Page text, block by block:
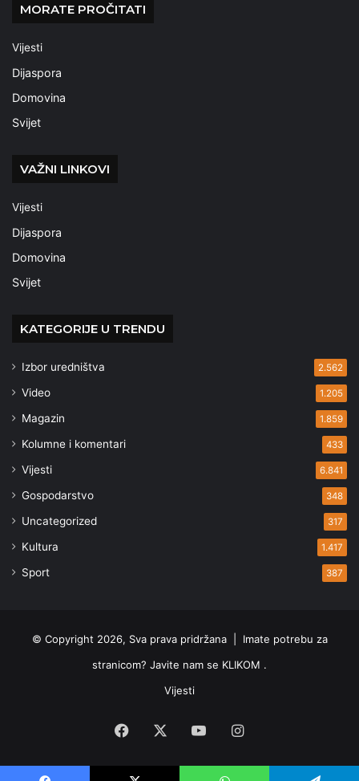
MORATE PROČITATI
Vijesti
Dijaspora
Domovina
Svijet
VAŽNI LINKOVI
Vijesti
Dijaspora
Domovina
Svijet
KATEGORIJE U TRENDU
Izbor uredništva 2.562
Video 1.205
Magazin 1.859
Kolumne i komentari 433
Vijesti 6.841
Gospodarstvo 348
Uncategorized 317
Kultura 1.417
Sport 387
© Copyright 2026, Sva prava pridržana | Imate potrebu za
stranicom? Javite nam se KLIKOM .
Vijesti
Facebook YouTubeInstagram